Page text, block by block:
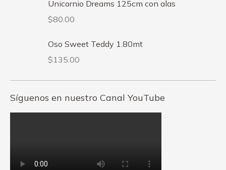
Unicornio Dreams 125cm con alas
$80.00
Oso Sweet Teddy 1.80mt
$135.00
Síguenos en nuestro Canal YouTube